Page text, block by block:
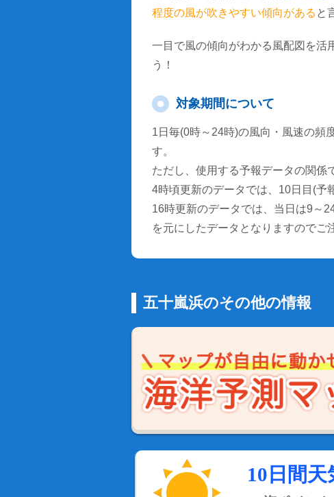
程度の風が吹きやすい傾向がある と
一目で風の傾向がわかる風配図を活
う！
対象期間について
1日毎(0時～24時)の風向・風速の頻
す。
ただし、使用する予報データの関係
4時頃更新のデータでは、10日目(予
16時更新のデータでは、当日は9～
を元にしたデータとなりますのでご
五十嵐浜のその他の情報
10日間天